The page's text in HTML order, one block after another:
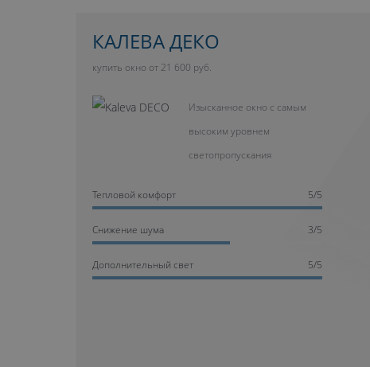
КАЛЕВА ДЕКО
купить окно от 21 600 руб.
Изысканное окно с самым
высоким уровнем
светопропускания
Тепловой комфорт 5/5
Cнижение шума 3/5
Дополнительный свет 5/5